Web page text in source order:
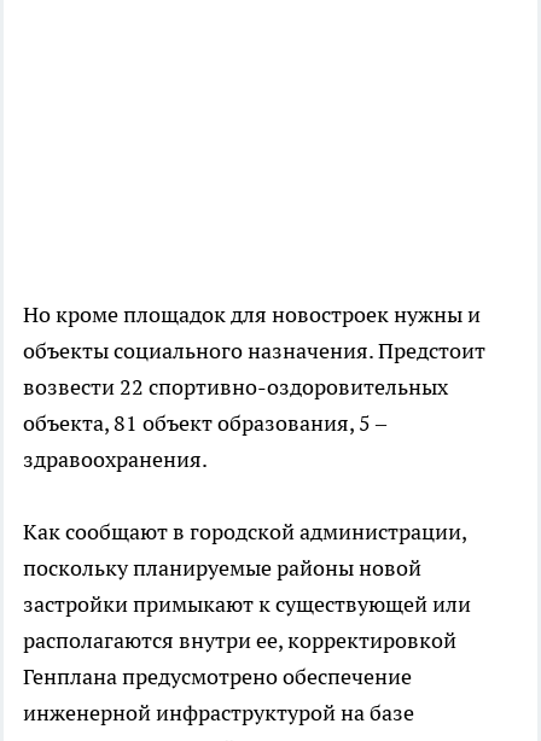
Но кроме площадок для новостроек нужны и
объекты социального назначения. Предстоит
возвести 22 спортивно-оздоровительных
объекта, 81 объект образования, 5 –
здравоохранения.
Как сообщают в городской администрации,
поскольку планируемые районы новой
застройки примыкают к существующей или
располагаются внутри ее, корректировкой
Генплана предусмотрено обеспечение
инженерной инфраструктурой на базе